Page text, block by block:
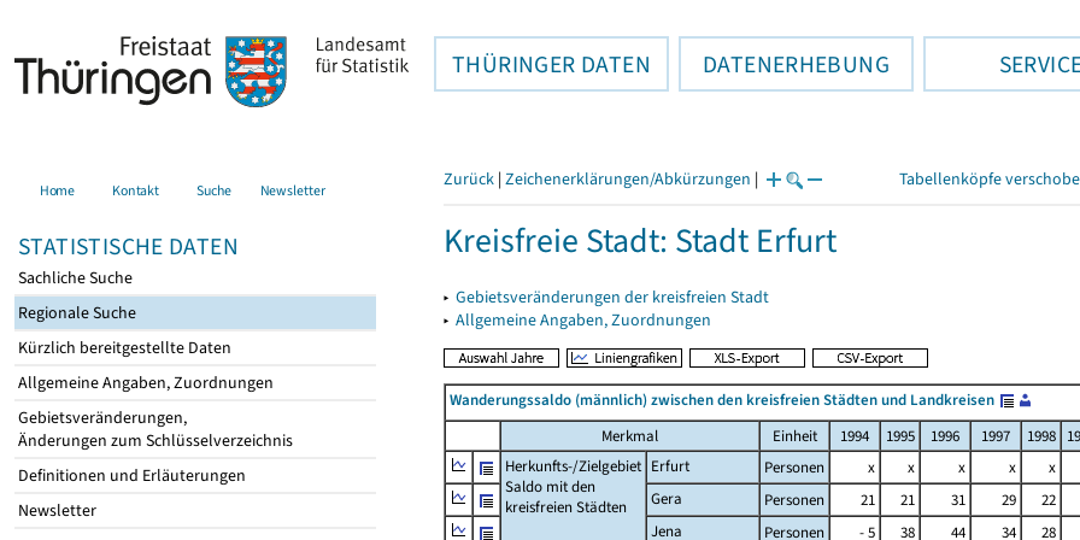
THÜRINGER DATEN DATENERHEBUNG
Home Kontakt Suche Newsletter
STATISTISCHE DATEN
Sachliche Suche
Regionale Suche
Kürzlich bereitgestellte Daten
Allgemeine Angaben, Zuordnungen
Gebietsveränderungen,
Änderungen zum Schlüsselverzeichnis
Definitionen und Erläuterungen
Newsletter
Zurück | Zeichenerklärungen/Abkürzungen | Tabellenköpfe
Kreisfreie Stadt: Stadt Erfurt
▸ Gebietsveränderungen der kreisfreien Stadt
▸ Allgemeine Angaben, Zuordnungen
Wanderungssaldo (männlich) zwischen den kreisfreien Städten und Landkreisen
Merkmal
Einheit 1994 1995 1996 1997 1998
Herkunfts-/Zielgebiet
Saldo mit den
kreisfreien Städten
Erfurt Personen x x x x x
Gera
Personen 21 21 31 29 22
Jena
Personen - 5 38 44 34 28